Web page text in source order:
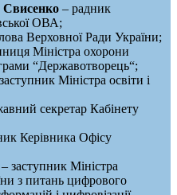
– радник
ОВА;
Верховної Ради України;
Міністра охорони
“Державотворець“;
Міністра освіти і
секретар Кабінету
Керівника Офісу
– заступник Міністра
з питань цифрового